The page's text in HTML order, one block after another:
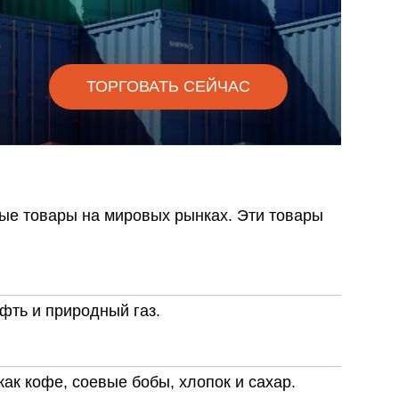
как
как
Fortescue
как
ТОРГОВАТЬ СЕЙЧАС
товары на мировых рынках. Эти товары
и природный газ.
кофе, соевые бобы, хлопок и сахар.